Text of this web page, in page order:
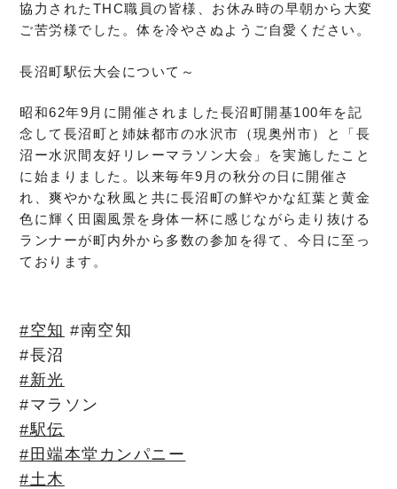
協力されたTHC職員の皆様、お休み時の早朝から大変
ご苦労様でした。体を冷やさぬようご自愛ください。
長沼町駅伝大会について～
昭和62年9月に開催されました長沼町開基100年を記
念して長沼町と姉妹都市の水沢市（現奥州市）と「長
沼ー水沢間友好リレーマラソン大会」を実施したこと
に始まりました。以来毎年9月の秋分の日に開催さ
れ、爽やかな秋風と共に長沼町の鮮やかな紅葉と黄金
色に輝く田園風景を身体一杯に感じながら走り抜ける
ランナーが町内外から多数の参加を得て、今日に至っ
ております。
#空知 #南空知
#長沼
#新光
#マラソン
#駅伝
#田端本堂カンパニー
#土木